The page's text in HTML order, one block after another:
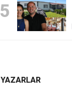
5
YAZARLAR